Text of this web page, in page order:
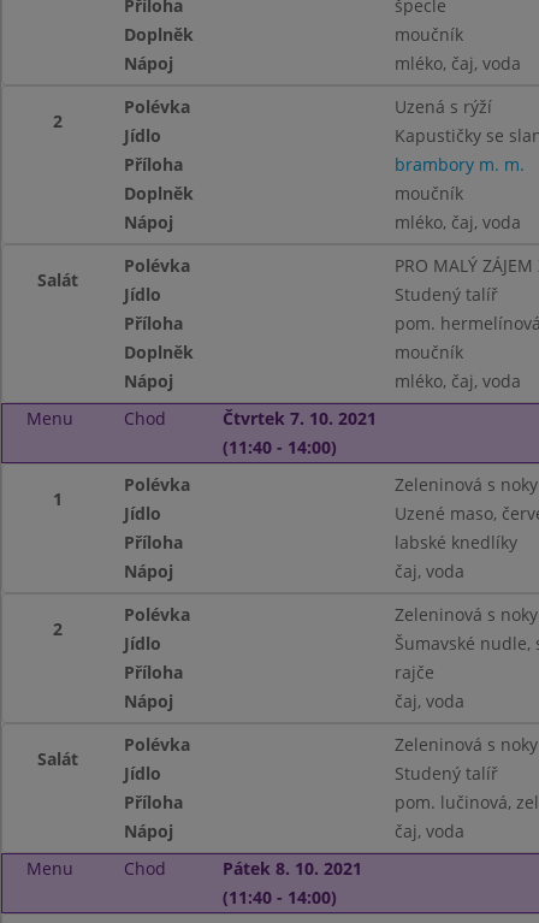
Příloha
špecle
Doplněk
moučník
Nápoj
mléko, čaj, voda
2
Polévka
Uzená s rýží
Jídlo
Kapustičky se
Příloha
brambory m. m.
Doplněk
moučník
Nápoj
mléko, čaj, voda
Salát
Polévka
PRO MALÝ
Jídlo
Studený talíř
Příloha
pom.
Doplněk
moučník
Nápoj
mléko, čaj, voda
Menu
Chod
Čtvrtek 7. 10. 2021
(11:40 - 14:00)
1
Polévka
Zeleninová s noky
Jídlo
Uzené maso,
Příloha
labské knedlíky
Nápoj
čaj, voda
2
Polévka
Zeleninová s noky
Jídlo
Šumavské nudle,
Příloha
rajče
Nápoj
čaj, voda
Salát
Polévka
Zeleninová s noky
Jídlo
Studený talíř
Příloha
pom. lučinová,
Nápoj
čaj, voda
Menu
Chod
Pátek 8. 10. 2021
(11:40 - 14:00)